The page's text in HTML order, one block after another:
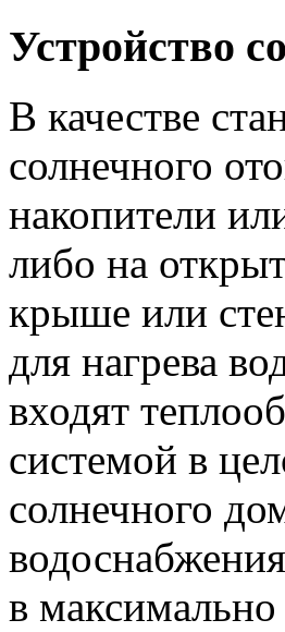
Устройство
В качестве
солнечного
накопители
либо на
крыше или
для нагрева
входят
системой в
солнечного
в